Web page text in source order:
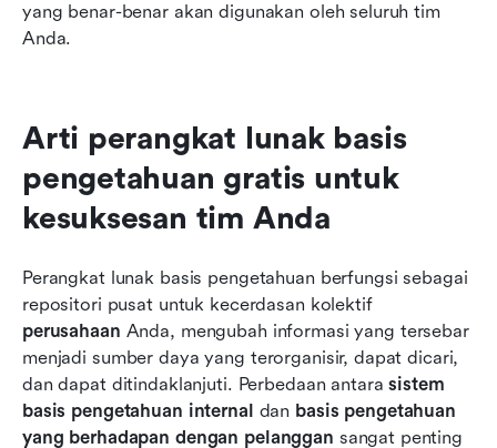
yang benar-benar akan digunakan oleh seluruh tim
Anda.
Arti perangkat lunak basis
pengetahuan gratis untuk
kesuksesan tim Anda
Perangkat lunak basis pengetahuan berfungsi sebagai
repositori pusat untuk kecerdasan kolektif
perusahaan Anda, mengubah informasi yang tersebar
menjadi sumber daya yang terorganisir, dapat dicari,
dan dapat ditindaklanjuti. Perbedaan antara sistem
basis pengetahuan internal dan basis pengetahuan
yang berhadapan dengan pelanggan sangat penting